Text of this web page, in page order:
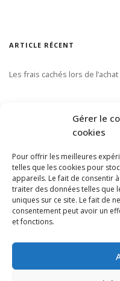
Gérer le
cookies
Pour offrir les meilleures
telles que les cookies pour
appareils. Le fait de consentir
traiter des données telles que
uniques sur ce site. Le fait de
consentement peut avoir un
et fonctions.
ARTICLE RÉCENT
Les frais cachés lors de